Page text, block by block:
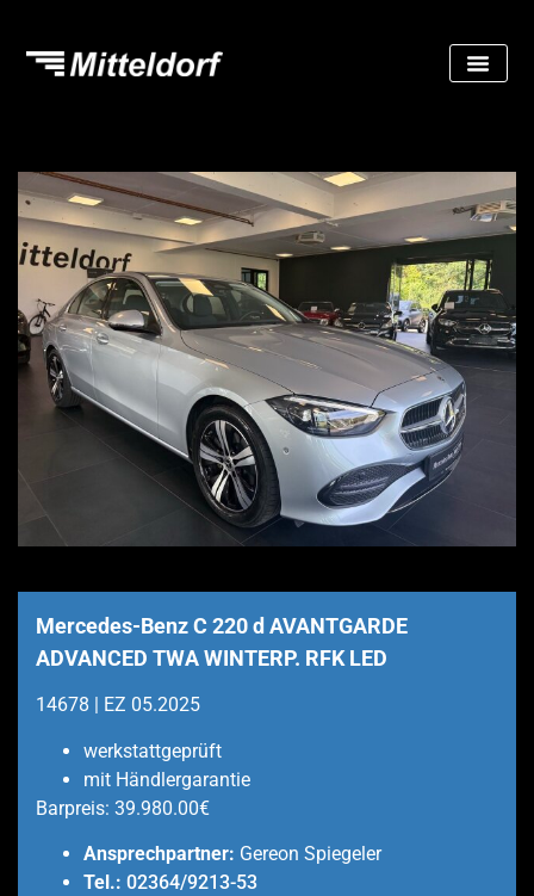
Mercedes-Benz C 220 d AVANTGARDE
ADVANCED TWA WINTERP. RFK LED
14678 | EZ 05.2025
werkstattgeprüft
mit Händlergarantie
Barpreis: 39.980.00€
Ansprechpartner: Gereon Spiegeler
Tel.: 02364/9213-53